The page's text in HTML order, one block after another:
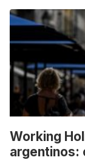
Working
argentinos: